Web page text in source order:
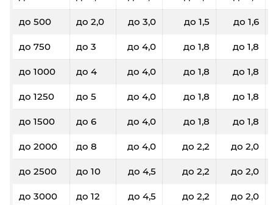
до 500 до 2,0 до 3,0 до 1,5 до 1,6
до 750 до 3 до 4,0 до 1,8 до 1,8
до 1000 до 4 до 4,0 до 1,8 до 1,8
до 1250 до 5 до 4,0 до 1,8 до 1,8
до 1500 до 6 до 4,0 до 1,8 до 1,8
до 2000 до 8 до 4,0 до 2,2 до 2,0
до 2500 до 10 до 4,5 до 2,2 до 2,0
до 3000 до 12 до 4,5 до 2,2 до 2,0